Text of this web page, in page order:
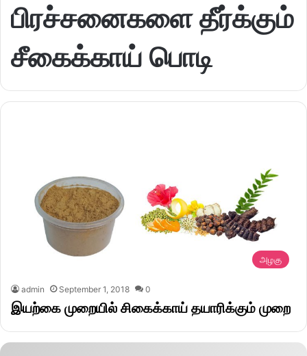
பிரச்சனைகளை தீர்க்கும்
சீகைக்காய் பொடி
அழகு
admin September 1, 2018 0
இயற்கை முறையில் சிகைக்காய் தயாரிக்கும் முறை